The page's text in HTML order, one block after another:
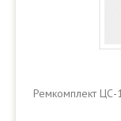
Ремкомплект